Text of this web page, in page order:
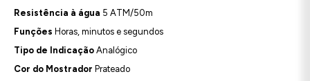
Resistência à água 5 ATM/50m
Funções Horas, minutos e segundos
Tipo de Indicação Analógico
Cor do Mostrador Prateado